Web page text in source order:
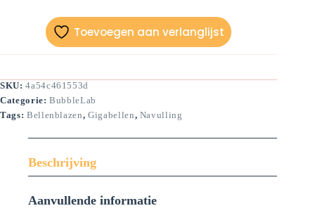
Toevoegen aan verlanglijst
SKU:4a54c461553d
Categorie:BubbleLab
Tags: Bellenblazen,Gigabellen, Navulling
Beschrijving
Aanvullende informatie